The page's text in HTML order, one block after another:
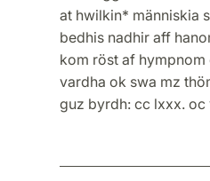
at hwilkin* människia
bedhis nadhir aff
kom röst af hympnom
vardha ok swa mz
guz byrdh: cc lxxx. oc